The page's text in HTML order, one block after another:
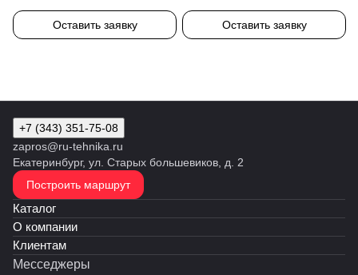
Оставить заявку Оставить заявку
+7 (343) 351-75-08
zapros@ru-tehnika.ru
Екатеринбург, ул. Старых большевиков, д. 2
Построить маршрут
Каталог
О компании
Клиентам
Месседжеры